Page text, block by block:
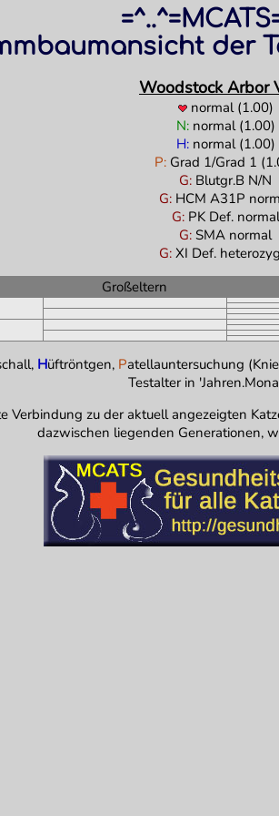
der
Woodstock Arbor
normal (1.00)
N:normal (1.00)
H:normal (1.00)
P:Grad 1/Grad 1
G: Blutgr.B N/N
G: HCM A31P
G:PK Def. normal
G: SMA normal
G:XI Def.
Großeltern
Hüftröntgen, Patellauntersuchung
Testalter in
zu der aktuell angezeigten
dazwischen liegenden Generationen,